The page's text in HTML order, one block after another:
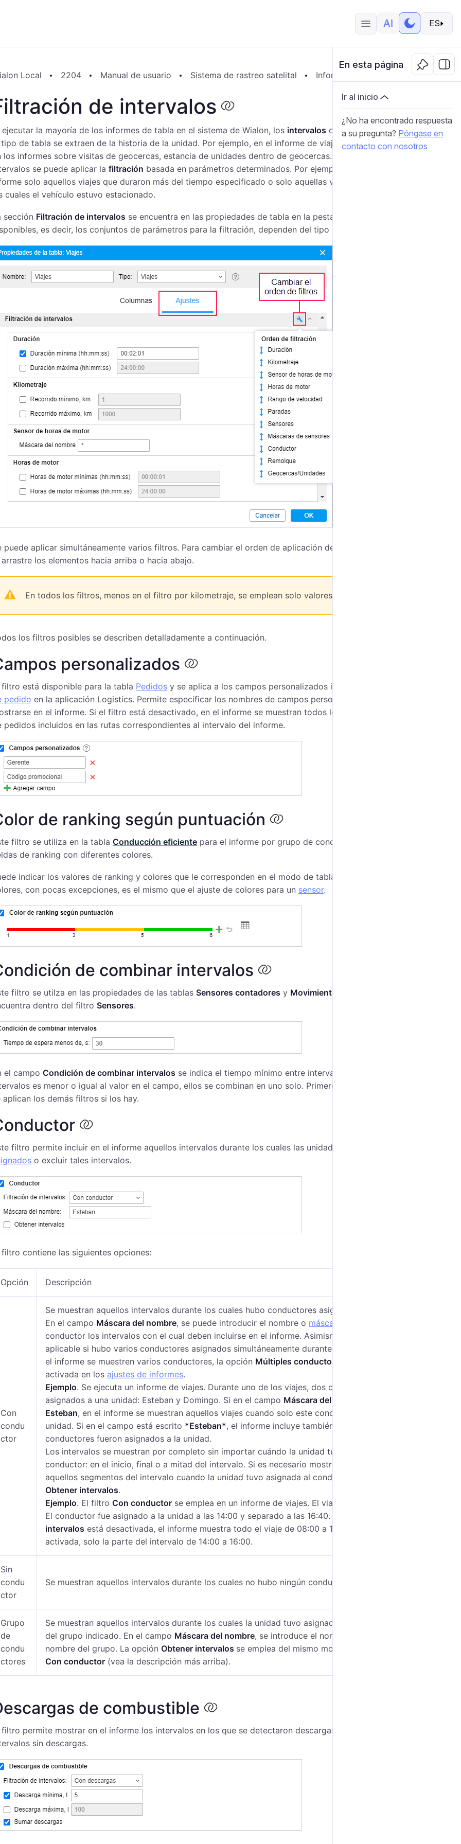
ES
Local 2204 Manual de usuario Sistema de rastreo satelital Informes Plantillas de informes
de intervalos
ejecutar la mayoría de los informes de tabla en el sistema de Wialon, los intervalos de tiempo que corresponden
de tabla se extraen de la historia de la unidad. Por ejemplo, en el informe de viajes los intervalos son viajes;
los informes sobre visitas de geocercas, estancia de unidades dentro de geocercas. Adicionalmente, a estos
se puede aplicar la filtración basada en parámetros determinados. Por ejemplo, se puede mostrar en el
solo aquellos viajes que duraron más del tiempo especificado o solo aquellas visitas de geocercas durante
cuales el vehículo estuvo estacionado.
sección Filtración de intervalos se encuentra en las propiedades de tabla en la pestaña
es decir, los conjuntos de parámetros para la filtración, dependen del tipo de tabla.
puede aplicar simultáneamente varios filtros. Para cambiar el orden de aplicación de filtros, apriete el icono
los elementos hacia arriba o hacia abajo.
En todos los filtros, menos en el filtro por kilometraje, se emplean solo valores enteros.
los filtros posibles se describen detalladamente a continuación.
personalizados
filtro está disponible para la tabla Pedidos y se aplica a los campos personalizados indicados en las
pedido en la aplicación Logistics. Permite especificar los nombres de campos personalizados que deben
en el informe. Si el filtro está desactivado, en el informe se muestran todos los campos personalizados
pedidos incluidos en las rutas correspondientes al intervalo del informe.
de ranking según puntuación
filtro se utiliza en la tabla Conducción eficiente para el informe por grupo de conductores. Permite mostrar
de ranking con diferentes colores.
indicar los valores de ranking y colores que le corresponden en el modo de tabla o escala. El ajuste de
con pocas excepciones, es el mismo que el ajuste de colores para un sensor.
de combinar intervalos
filtro se utilza en las propiedades de las tablas Sensores contadores y Movimiento de combustible
dentro del filtro Sensores.
el campo Condición de combinar intervalos se indica el tiempo mínimo entre intervalos. Si el tiempo entre
es menor o igual al valor en el campo, ellos se combinan en uno solo. Primero, se combinan y, después,
aplican los demás filtros si los hay.
filtro permite incluir en el informe aquellos intervalos durante los cuales las unidades tuvieron
o excluir tales intervalos.
filtro contiene las siguientes opciones:
Opción Descripción
Con
condu
ctor
Se muestran aquellos intervalos durante los cuales hubo conductores asignados a la unidad.
En el campo Máscara del nombre, se puede introducir el nombre o máscara
conductor los intervalos con el cual deben incluirse en el informe. Asimismo, la máscara es
aplicable si hubo varios conductores asignados simultáneamente durante un intervalo. Para que en
el informe se muestren varios conductores, la opción Múltiples conductores/remolques
activada en los ajustes de informes.
Ejemplo. Se ejecuta un informe de viajes. Durante uno de los viajes, dos conductores fueron
asignados a una unidad: Esteban y Domingo. Si en el campo Máscara del nombre
Esteban, en el informe se muestran aquellos viajes cuando solo este conductor fue asignado a la
unidad. Si en el campo está escrito *Esteban*, el informe incluye también el viaje cuando ambos
conductores fueron asignados a la unidad.
Los intervalos se muestran por completo sin importar cuándo la unidad tuvo asignado al
conductor: en el inicio, final o a mitad del intervalo. Si es necesario mostrar en el informe solo
aquellos segmentos del intervalo cuando la unidad tuvo asignada al conductor, active la opción
Obtener intervalos.
Ejemplo. El filtro Con conductor se emplea en un informe de viajes. El viaje duró de 08:00 a 16:00.
El conductor fue asignado a la unidad a las 14:00 y separado a las 16:40. Si la opción
intervalos está desactivada, el informe muestra todo el viaje de 08:00 a 16:00; si la opción está
activada, solo la parte del intervalo de 14:00 a 16:00.
Sin
condu
ctor
Se muestran aquellos intervalos durante los cuales no hubo ningún conductor asignado a la unidad.
Grupo
de
condu
ctores
Se muestran aquellos intervalos durante los cuales la unidad tuvo asignada a cualquier conductor
del grupo indicado. En el campo Máscara del nombre, se introduce el nombre o máscara del
nombre del grupo. La opción Obtener intervalos se emplea del mismo modo que para la opción
Con conductor (vea la descripción más arriba).
de combustible
filtro permite mostrar en el informe los intervalos en los que se detectaron descargas de combustible o
sin descargas.
En esta página
Ir al inicio
¿No ha encontrado respuesta
a su pregunta? Póngase en
contacto con nosotros